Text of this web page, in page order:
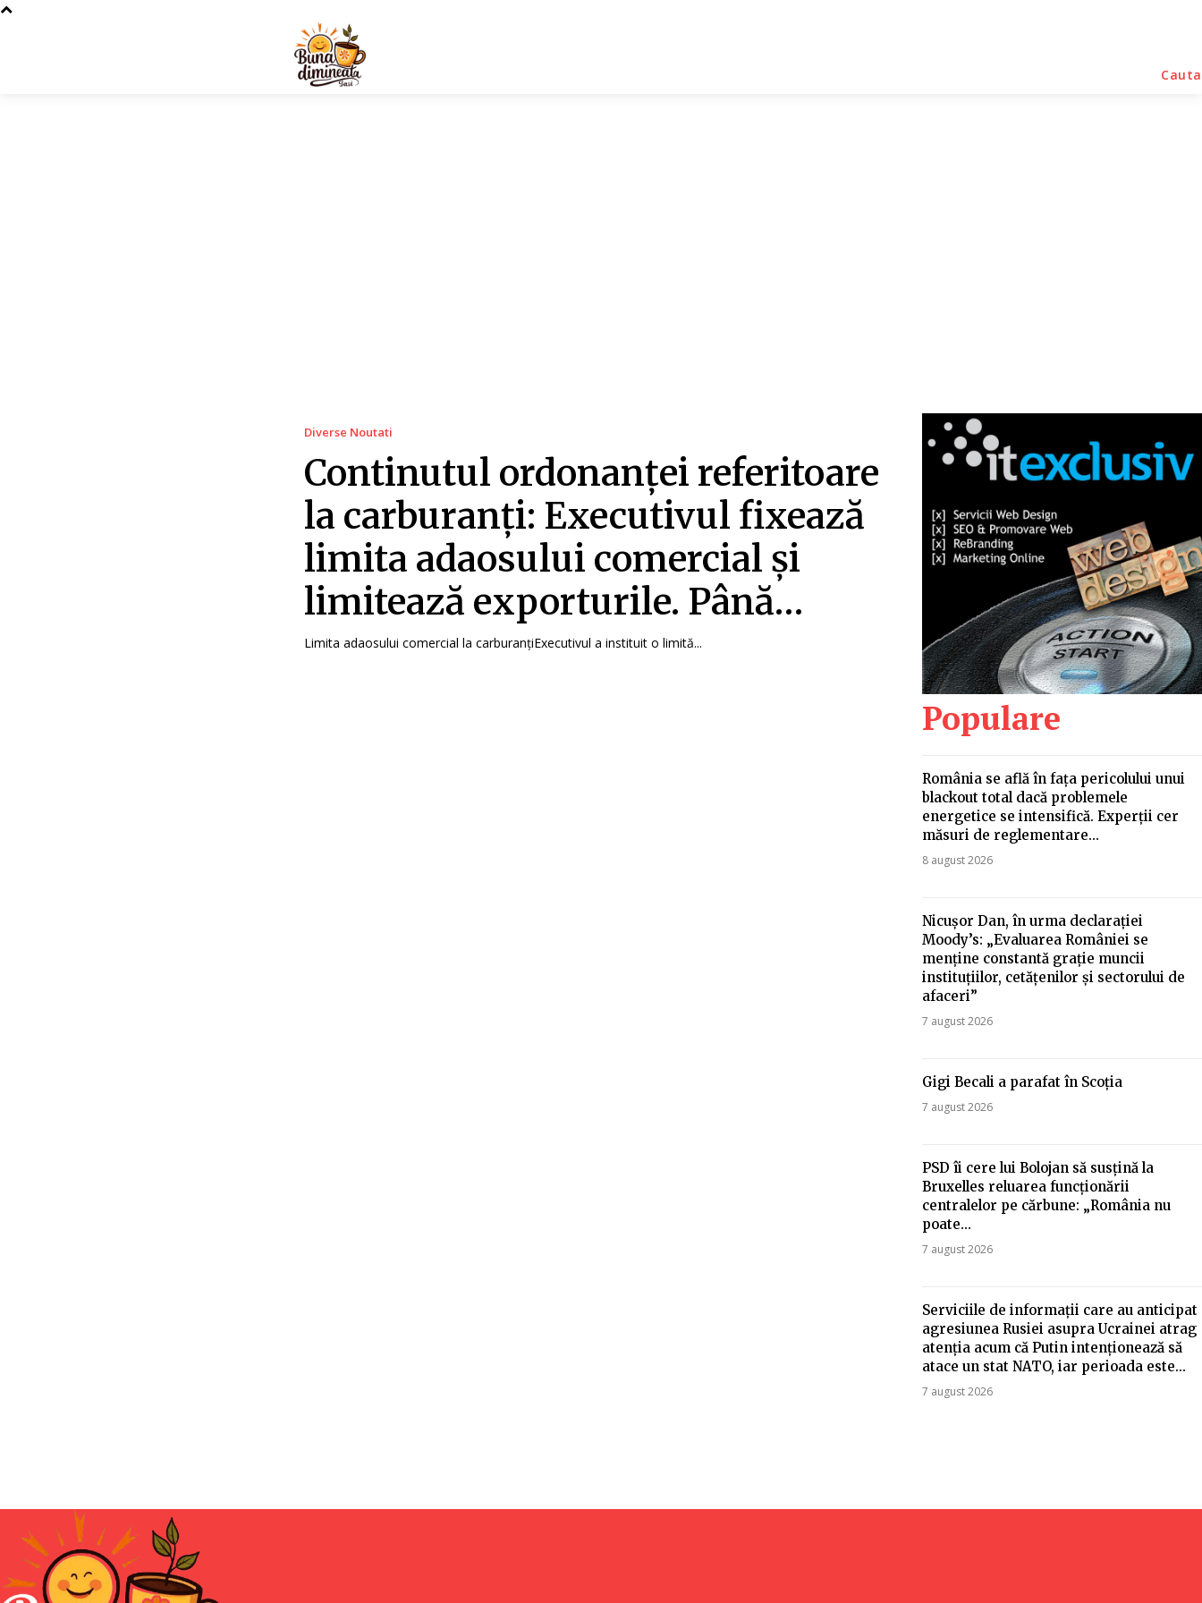
Cauta
Diverse Noutati
Continutul ordonanței referitoare
la carburanți: Executivul fixează
limita adaosului comercial și
limitează exporturile. Până…
Limita adaosului comercial la carburanțiExecutivul a instituit o limită...
Populare
România se află în fața pericolului unui
blackout total dacă problemele
energetice se intensifică. Experții cer
măsuri de reglementare…
8 august 2026
Nicușor Dan, în urma declarației
Moody’s: „Evaluarea României se
menține constantă grație muncii
instituțiilor, cetățenilor și sectorului de
afaceri”
7 august 2026
Gigi Becali a parafat în Scoția
7 august 2026
PSD îi cere lui Bolojan să susțină la
Bruxelles reluarea funcționării
centralelor pe cărbune: „România nu
poate…
7 august 2026
Serviciile de informații care au anticipat
agresiunea Rusiei asupra Ucrainei atrag
atenția acum că Putin intenționează să
atace un stat NATO, iar perioada este...
7 august 2026